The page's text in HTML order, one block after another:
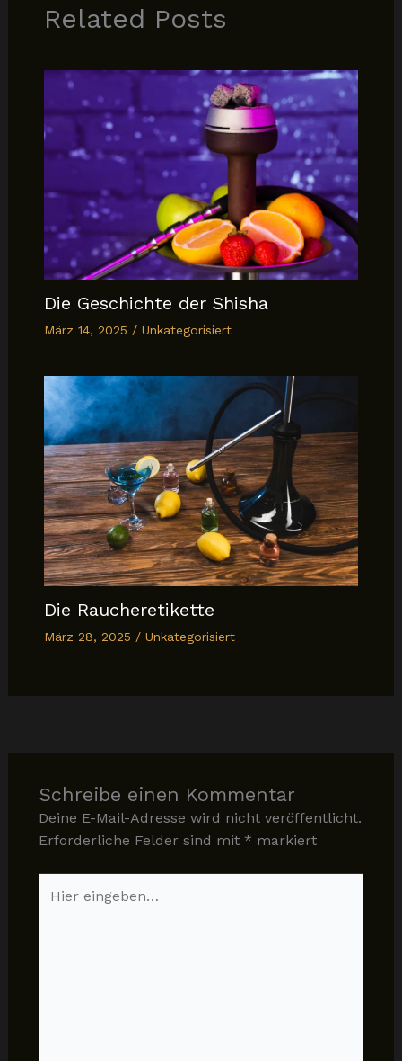
Related Posts
Die Geschichte der Shisha
März 14, 2025 / Unkategorisiert
Die Raucheretikette
März 28, 2025 / Unkategorisiert
Schreibe einen Kommentar
Deine E-Mail-Adresse wird nicht veröffentlicht.
Erforderliche Felder sind mit * markiert
eingeben…